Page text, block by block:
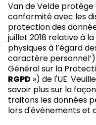
Van de Velde
conformité avec les
protection des
juillet 2018 relative à
physiques à l’égard
caractère
Général sur la
RGPD ») de l'UE.
savoir plus sur la
traitons les données
lors d'événements et